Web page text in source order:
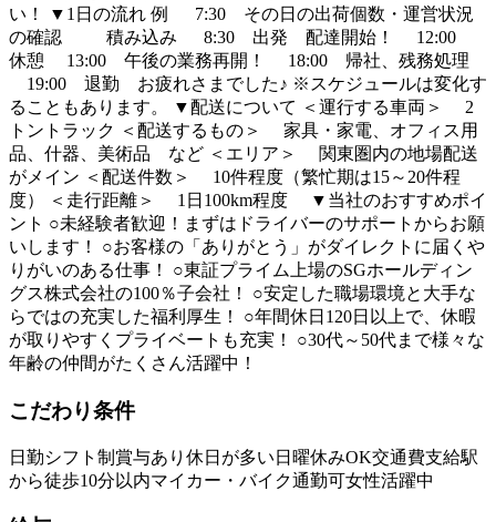
い！ ▼1日の流れ 例 7:30 その日の出荷個数・運営状況
の確認 積み込み 8:30 出発 配達開始！ 12:00
休憩 13:00 午後の業務再開！ 18:00 帰社、残務処理
19:00 退勤 お疲れさまでした♪ ※スケジュールは変化す
ることもあります。 ▼配送について ＜運行する車両＞ 2
トントラック ＜配送するもの＞ 家具・家電、オフィス用
品、什器、美術品 など ＜エリア＞ 関東圏内の地場配送
がメイン ＜配送件数＞ 10件程度（繁忙期は15～20件程
度） ＜走行距離＞ 1日100km程度 ▼当社のおすすめポイ
ント ○未経験者歓迎！まずはドライバーのサポートからお願
いします！ ○お客様の「ありがとう」がダイレクトに届くや
りがいのある仕事！ ○東証プライム上場のSGホールディン
グス株式会社の100％子会社！ ○安定した職場環境と大手な
らではの充実した福利厚生！ ○年間休日120日以上で、休暇
が取りやすくプライベートも充実！ ○30代～50代まで様々な
年齢の仲間がたくさん活躍中！
こだわり条件
日勤シフト制 賞与あり 休日が多い 日曜休みOK交通費支給駅
から徒歩10分以内マイカー・バイク通勤可女性活躍中